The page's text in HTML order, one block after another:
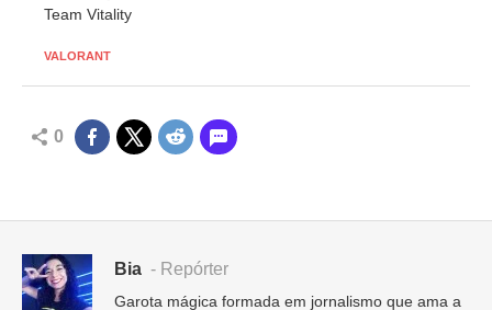
Team Vitality
VALORANT
0
Bia - Repórter
Garota mágica formada em jornalismo que ama a